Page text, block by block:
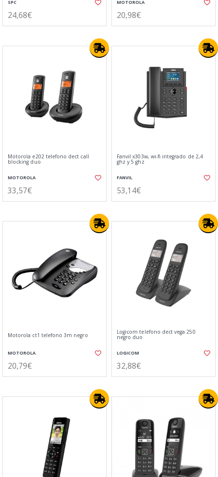
SPC
24,68€
MOTOROLA
20,98€
Motorola e202 telefono dect call
blocking duo
MOTOROLA
33,57€
Fanvil x303w, wi-fi integrado de 2,4
ghz y 5 ghz
FANVIL
53,14€
Motorola ct1 telefono 3m negro
MOTOROLA
20,79€
Logicom telefono dect vega 250
negro duo
LOGICOM
32,88€